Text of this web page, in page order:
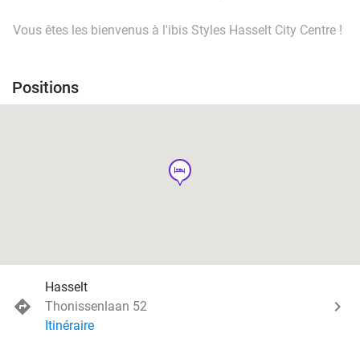
Vous êtes les bienvenus à l'ibis Styles Hasselt City Centre !
Positions
hotel
Hasselt
Thonissenlaan 52
Itinéraire